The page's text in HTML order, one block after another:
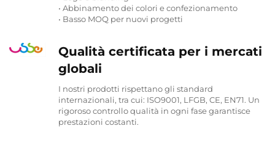
• Abbinamento dei colori e confezionamento
• Basso MOQ per nuovi progetti
Qualità certificata per i mercati
globali
I nostri prodotti rispettano gli standard
internazionali, tra cui: ISO9001, LFGB, CE, EN71. Un
rigoroso controllo qualità in ogni fase garantisce
prestazioni costanti.